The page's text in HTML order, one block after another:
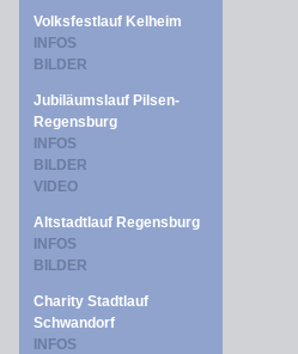
Volksfestlauf Kelheim
INFOS
BILDER
Jubiläumslauf Pilsen-
Regensburg
INFOS
BILDER
VIDEO
Altstadtlauf Regensburg
INFOS
BILDER
Charity Stadtlauf
Schwandorf
INFOS